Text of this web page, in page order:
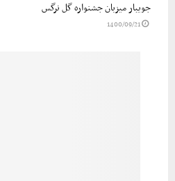
جویبار میزبان جشنواره گل نرگس
1400/09/21